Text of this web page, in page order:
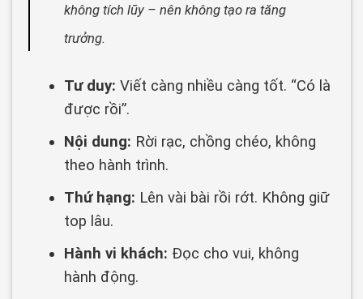
không tích lũy – nên không tạo ra tăng
trưởng.
Tư duy: Viết càng nhiều càng tốt. “Có là
được rồi”.
Nội dung: Rời rạc, chồng chéo, không
theo hành trình.
Thứ hạng: Lên vài bài rồi rớt. Không giữ
top lâu.
Hành vi khách: Đọc cho vui, không
hành động.